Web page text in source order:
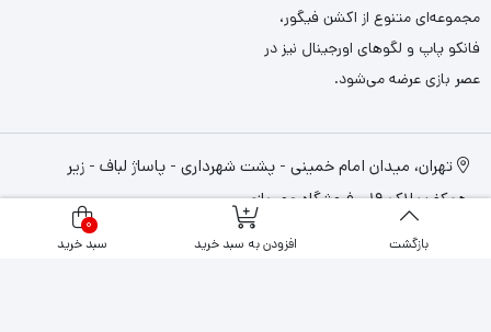
مجموعه‌ای متنوع از اکشن فیگور،
فانکو پاپ و لگوهای اورجینال نیز در
عصر بازی عرضه می‌شود.
تهران، میدان امام خمینی - پشت شهرداری - پاساژ لباف - زیر
همکف پلاک 19 - فروشگاه عصربازی
بازگشت افزودن به سبد خرید
0
سبد خرید